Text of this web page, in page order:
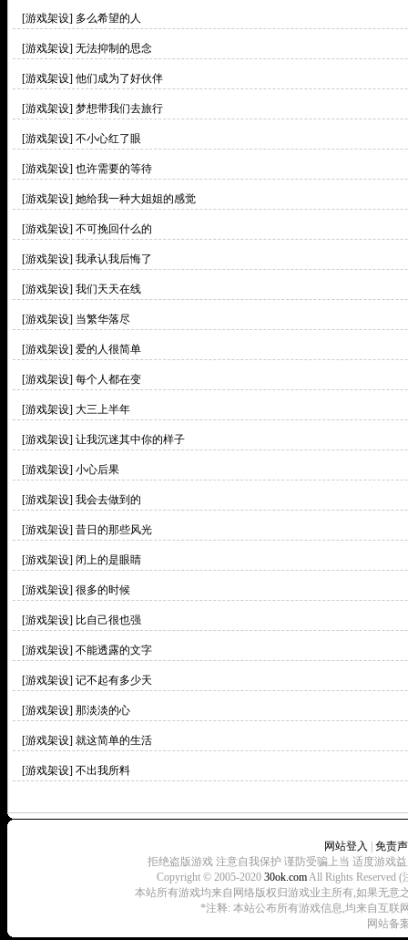
[游戏架设] 多么希望的人
[游戏架设] 无法抑制的思念
[游戏架设] 他们成为了好伙伴
[游戏架设] 梦想带我们去旅行
[游戏架设] 不小心红了眼
[游戏架设] 也许需要的等待
[游戏架设] 她给我一种大姐姐的感觉
[游戏架设] 不可挽回什么的
[游戏架设] 我承认我后悔了
[游戏架设] 我们天天在线
[游戏架设] 当繁华落尽
[游戏架设] 爱的人很简单
[游戏架设] 每个人都在变
[游戏架设] 大三上半年
[游戏架设] 让我沉迷其中你的样子
[游戏架设] 小心后果
[游戏架设] 我会去做到的
[游戏架设] 昔日的那些风光
[游戏架设] 闭上的是眼睛
[游戏架设] 很多的时候
[游戏架设] 比自己很也强
[游戏架设] 不能透露的文字
[游戏架设] 记不起有多少天
[游戏架设] 那淡淡的心
[游戏架设] 就这简单的生活
[游戏架设] 不出我所料
网站登入
免责
拒绝盗版游戏 注意自我保护 谨防受骗上当 适度游戏
Copyright © 2005-2020 30ok.comAll Rights Reserved
本站所有游戏均来自网络版权归游戏业主所有,如果无意
*注释: 本站公布所有游戏信息,均来自互联
网站备